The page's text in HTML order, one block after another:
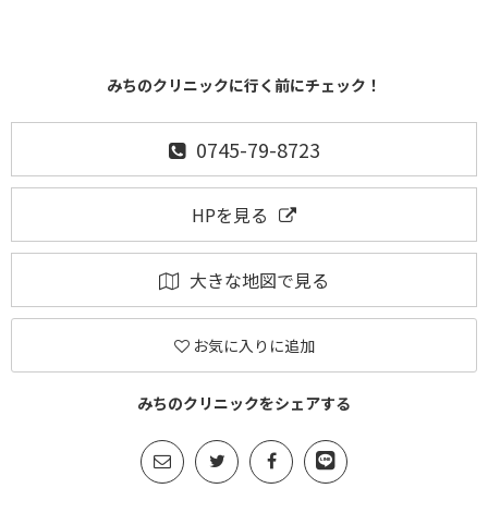
みちのクリニックに行く前にチェック！
0745-79-8723
HPを見る
大きな地図で見る
お気に入りに追加
みちのクリニックをシェアする